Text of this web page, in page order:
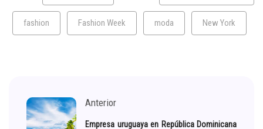
fashion Fashion Week moda New York
Anterior
Empresa uruguaya en República Dominicana